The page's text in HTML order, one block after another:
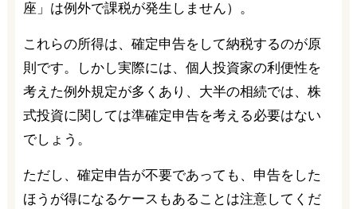
座」は例外で課税が発生しません）。
これらの所得は、確定申告をして納税するのが原
則です。しかし実際には、個人投資家の利便性を
考えた例外規定が多くあり、大半の相続では、株
式投資に関しては準確定申告を考える必要はない
でしょう。
ただし、確定申告が不要であっても、申告をした
ほうが得になるケースもあることは注意してくだ